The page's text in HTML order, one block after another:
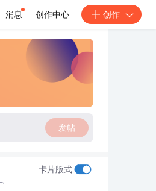
消息 创作中心 创作
发帖
卡片版式